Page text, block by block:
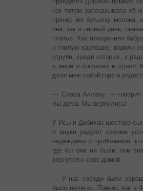
как потом рассказывала её
принёс им бутылку молока,
она, как в первый день,
платье. Как похоронили
и гнилую картошку, варили
отруби, среди которых, к
в мире и согласии в одном
деля меж собой горе и
— Слава Аллаху, — говорит
мы дома. Мы вернулись!
У Исы и Дибихан шестеро
и внуки радуют своими
надеждами и проблемами:
где бы они ни были, они
вернутся к себе домой.
— У нас соседи были
было нелегко. Помню, как в